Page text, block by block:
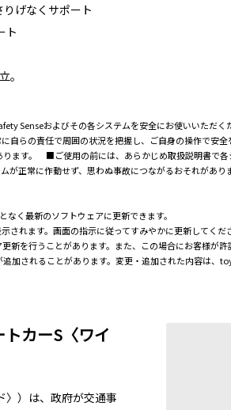
げなくサポート
ト
。
Senseおよびその各システムを安全にお使いいた
自らの責任で周囲の状況を把握し、ご自身の操作で
ります。 ■ご使用の前には、あらかじめ取扱説明書
正常に作動せず、思わぬ事故につながるおそれがあり
く最新のソフトウェアに更新できます。
されます。画面の指示に従ってすみやかに更新して
新を行うことがあります。また、この場合にお客様が
加されることがあります。変更・追加された内容は
カーS〈ワイ
〉）は、政府が交通事